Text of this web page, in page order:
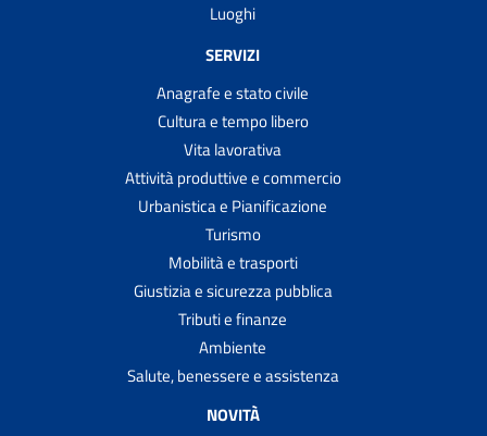
Luoghi
SERVIZI
Anagrafe e stato civile
Cultura e tempo libero
Vita lavorativa
Attività produttive e commercio
Urbanistica e Pianificazione
Turismo
Mobilità e trasporti
Giustizia e sicurezza pubblica
Tributi e finanze
Ambiente
Salute, benessere e assistenza
NOVITÀ